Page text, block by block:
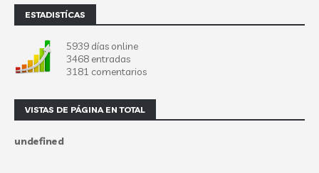
ESTADISTÍCAS
5939 días online
3468 entradas
3181 comentarios
VISTAS DE PÁGINA EN TOTAL
undefned